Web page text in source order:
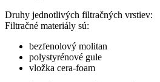
Druhy jednotlivých filtračných vrstiev:
Filtračné materiály sú:
bezfenolový molitan
polystyrénové gule
vložka cera-foam